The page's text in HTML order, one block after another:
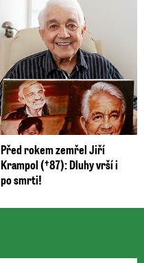
Před rokem zemřel Jiří
Krampol (†87): Dluhy vrší i
po smrti!